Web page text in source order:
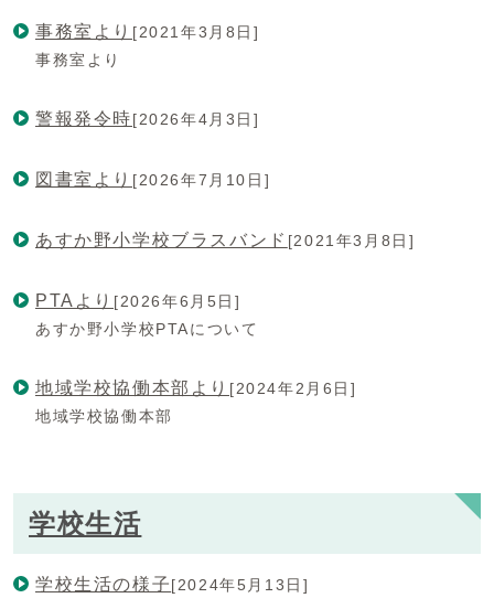
事務室より [2021年3月8日]
事務室より
警報発令時[2026年4月3日]
図書室より [2026年7月10日]
あすか野小学校ブラスバンド [2021年3月8日]
PTAより [2026年6月5日]
あすか野小学校PTAについて
地域学校協働本部より [2024年2月6日]
地域学校協働本部
学校生活
学校生活の様子[2024年5月13日]